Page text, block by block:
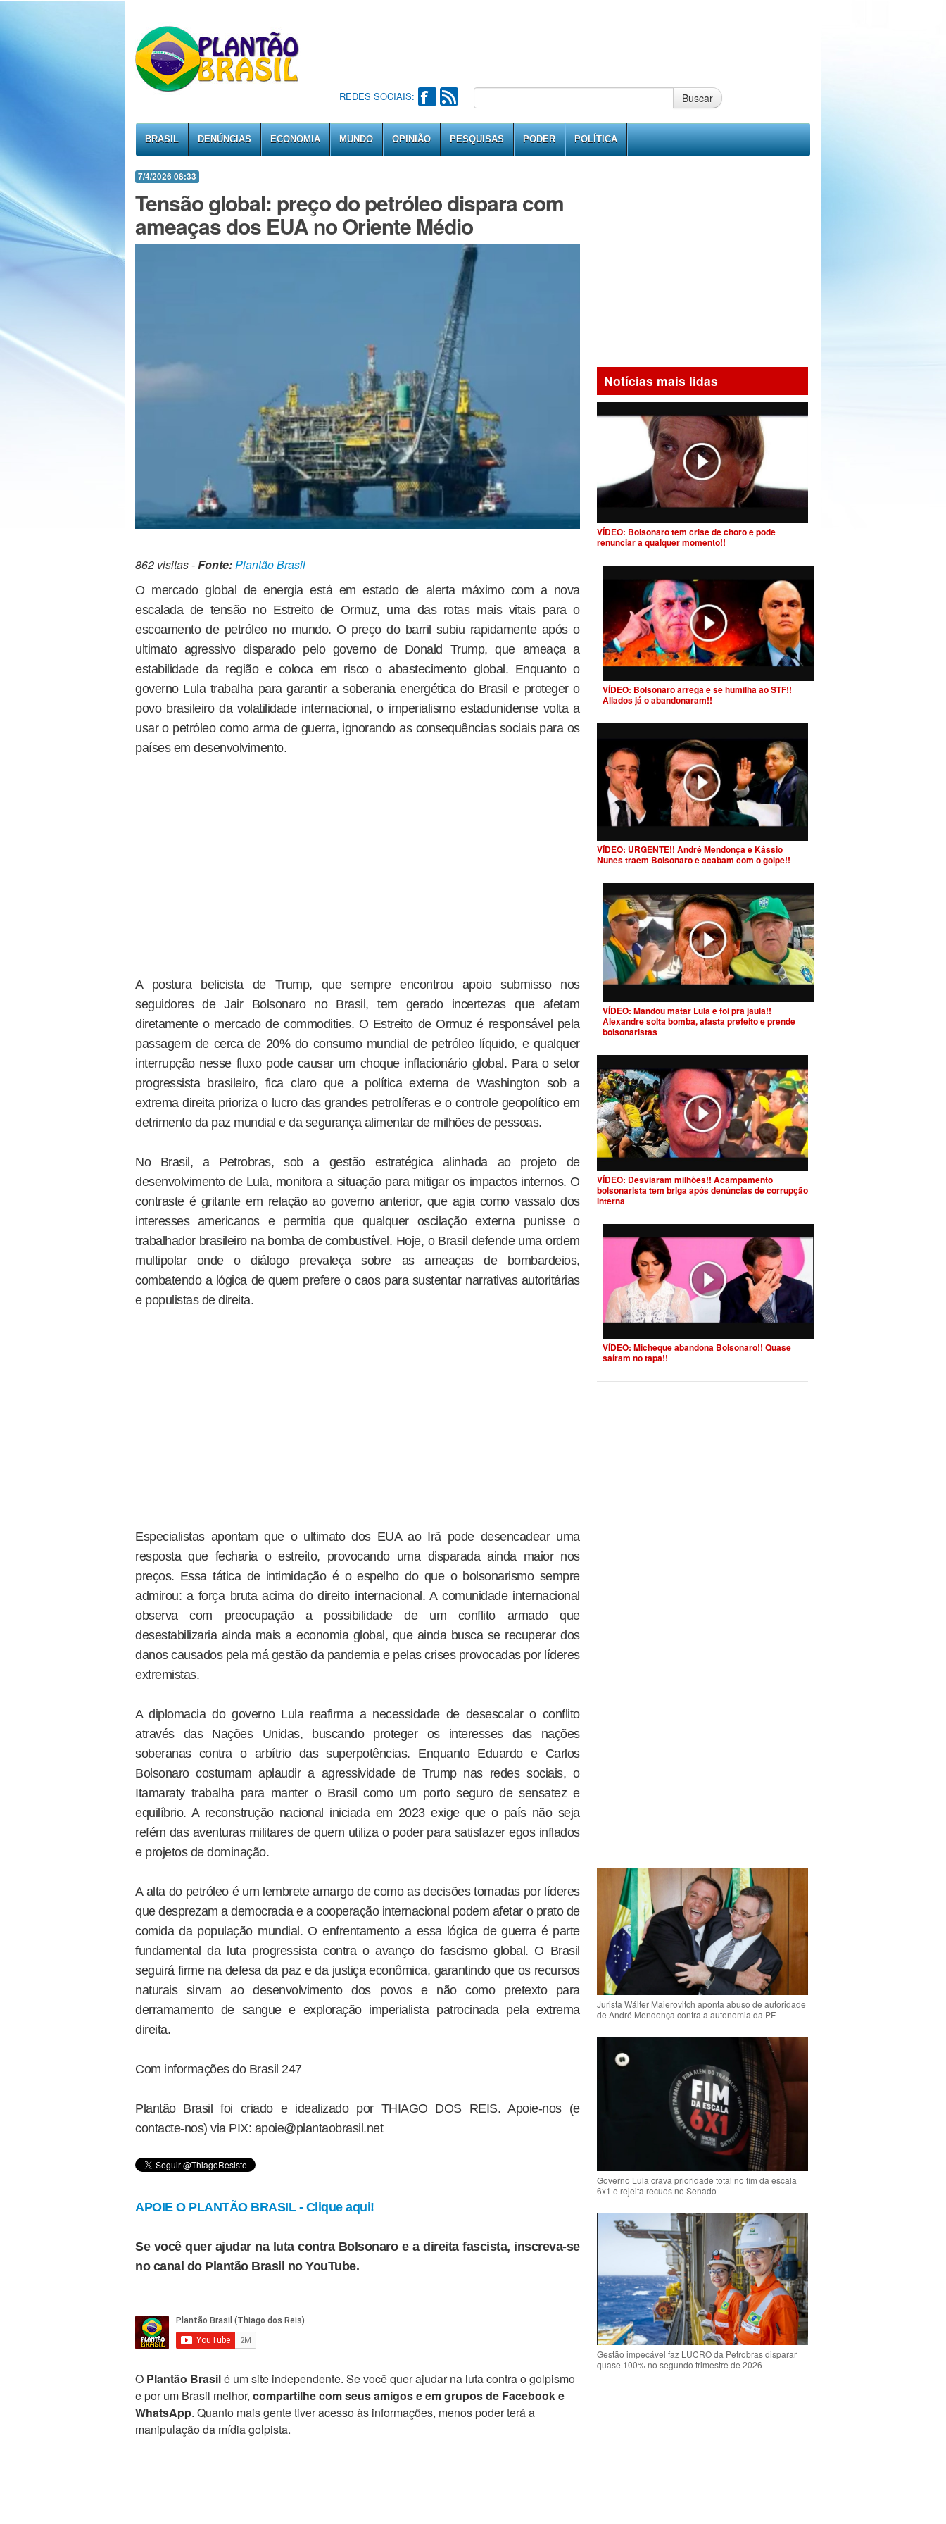
REDES SOCIAIS: Buscar
BRASIL DENÚNCIAS ECONOMIA MUNDO OPINIÃO PESQUISAS PODER POLÍTICA
7/4/2026 08:33
Tensão global: preço do petróleo dispara com
ameaças dos EUA no Oriente Médio
862 visitas -Fonte:Plantão Brasil
O mercado global de energia está em estado de alerta máximo com a nova
escalada de tensão no Estreito de Ormuz, uma das rotas mais vitais para o
escoamento de petróleo no mundo. O preço do barril subiu rapidamente após o
ultimato agressivo disparado pelo governo de Donald Trump, que ameaça a
estabilidade da região e coloca em risco o abastecimento global. Enquanto o
governo Lula trabalha para garantir a soberania energética do Brasil e proteger o
povo brasileiro da volatilidade internacional, o imperialismo estadunidense volta a
usar o petróleo como arma de guerra, ignorando as consequências sociais para os
países em desenvolvimento.
A postura belicista de Trump, que sempre encontrou apoio submisso nos
seguidores de Jair Bolsonaro no Brasil, tem gerado incertezas que afetam
diretamente o mercado de commodities. O Estreito de Ormuz é responsável pela
passagem de cerca de 20% do consumo mundial de petróleo líquido, e qualquer
interrupção nesse fluxo pode causar um choque inflacionário global. Para o setor
progressista brasileiro, fica claro que a política externa de Washington sob a
extrema direita prioriza o lucro das grandes petrolíferas e o controle geopolítico em
detrimento da paz mundial e da segurança alimentar de milhões de pessoas.
No Brasil, a Petrobras, sob a gestão estratégica alinhada ao projeto de
desenvolvimento de Lula, monitora a situação para mitigar os impactos internos. O
contraste é gritante em relação ao governo anterior, que agia como vassalo dos
interesses americanos e permitia que qualquer oscilação externa punisse o
trabalhador brasileiro na bomba de combustível. Hoje, o Brasil defende uma ordem
multipolar onde o diálogo prevaleça sobre as ameaças de bombardeios,
combatendo a lógica de quem prefere o caos para sustentar narrativas autoritárias
e populistas de direita.
Especialistas apontam que o ultimato dos EUA ao Irã pode desencadear uma
resposta que fecharia o estreito, provocando uma disparada ainda maior nos
preços. Essa tática de intimidação é o espelho do que o bolsonarismo sempre
admirou: a força bruta acima do direito internacional. A comunidade internacional
observa com preocupação a possibilidade de um conflito armado que
desestabilizaria ainda mais a economia global, que ainda busca se recuperar dos
danos causados pela má gestão da pandemia e pelas crises provocadas por líderes
extremistas.
A diplomacia do governo Lula reafirma a necessidade de desescalar o conflito
através das Nações Unidas, buscando proteger os interesses das nações
soberanas contra o arbítrio das superpotências. Enquanto Eduardo e Carlos
Bolsonaro costumam aplaudir a agressividade de Trump nas redes sociais, o
Itamaraty trabalha para manter o Brasil como um porto seguro de sensatez e
equilíbrio. A reconstrução nacional iniciada em 2023 exige que o país não seja
refém das aventuras militares de quem utiliza o poder para satisfazer egos inflados
e projetos de dominação.
A alta do petróleo é um lembrete amargo de como as decisões tomadas por líderes
que desprezam a democracia e a cooperação internacional podem afetar o prato de
comida da população mundial. O enfrentamento a essa lógica de guerra é parte
fundamental da luta progressista contra o avanço do fascismo global. O Brasil
seguirá firme na defesa da paz e da justiça econômica, garantindo que os recursos
naturais sirvam ao desenvolvimento dos povos e não como pretexto para
derramamento de sangue e exploração imperialista patrocinada pela extrema
direita.
Com informações do Brasil 247
Plantão Brasil foi criado e idealizado por THIAGO DOS REIS. Apoie-nos (e
contacte-nos) via PIX: apoie@plantaobrasil.net
APOIE O PLANTÃO BRASIL - Clique aqui!
Se você quer ajudar na luta contra Bolsonaro e a direita fascista, inscreva-se
no canal do Plantão Brasil no YouTube.
O Plantão Brasilé um site independente. Se você quer ajudar na luta contra o golpismo
e por um Brasil melhor, compartilhe com seus amigos e em grupos de Facebook e
WhatsApp. Quanto mais gente tiver acesso às informações, menos poder terá a
manipulação da mídia golpista.
Notícias mais lidas
VÍDEO: Bolsonaro tem crise de choro e pode
renunciar a qualquer momento!!
VÍDEO: Bolsonaro arrega e se humilha ao STF!!
Aliados já o abandonaram!!
VÍDEO: URGENTE!! André Mendonça e Kássio
Nunes traem Bolsonaro e acabam com o golpe!!
VÍDEO: Mandou matar Lula e foi pra jaula!!
Alexandre solta bomba, afasta prefeito e prende
bolsonaristas
VÍDEO: Desviaram milhões!! Acampamento
bolsonarista tem briga após denúncias de corrupção
interna
VÍDEO: Micheque abandona Bolsonaro!! Quase
saíram no tapa!!
Jurista Wálter Maierovitch aponta abuso de autoridade
de André Mendonça contra a autonomia da PF
Governo Lula crava prioridade total no fim da escala
6x1 e rejeita recuos no Senado
Gestão impecável faz LUCRO da Petrobras disparar
quase 100% no segundo trimestre de 2026